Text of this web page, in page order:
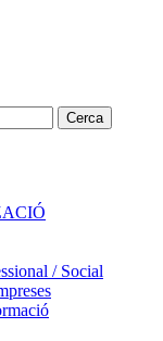
/ Social